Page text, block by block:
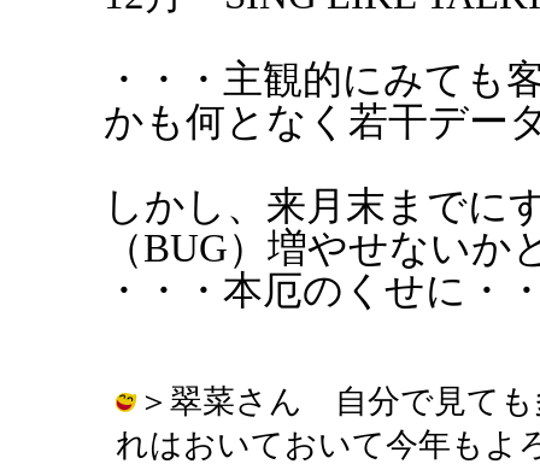
・・・主観的にみても
かも何となく若干デー
しかし、来月末までに
（BUG）増やせないか
・・・本厄のくせに・
＞翠菜さん 自分で見ても
れはおいておいて今年もよ